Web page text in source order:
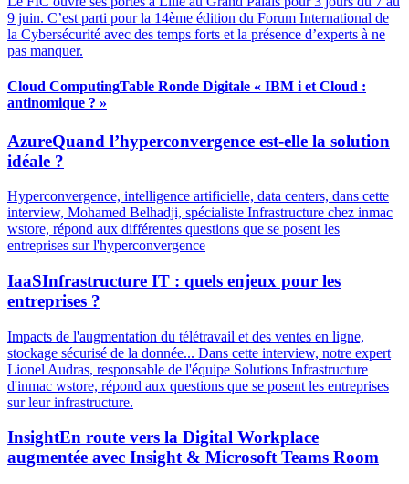
9 juin. C’est parti pour la 14ème édition du Forum International de
la Cybersécurité avec des temps forts et la présence d’experts à ne
pas manquer.
Cloud ComputingTable Ronde Digitale « IBM i et Cloud :
antinomique ? »
AzureQuand l’hyperconvergence est-elle la solution
idéale ?
Hyperconvergence, intelligence artificielle, data centers, dans cette
interview, Mohamed Belhadji, spécialiste Infrastructure chez inmac
wstore, répond aux différentes questions que se posent les
entreprises sur l'hyperconvergence
IaaSInfrastructure IT : quels enjeux pour les
entreprises ?
Impacts de l'augmentation du télétravail et des ventes en ligne,
stockage sécurisé de la donnée... Dans cette interview, notre expert
Lionel Audras, responsable de l'équipe Solutions Infrastructure
d'inmac wstore, répond aux questions que se posent les entreprises
sur leur infrastructure.
InsightEn route vers la Digital Workplace
augmentée avec Insight & Microsoft Teams Room